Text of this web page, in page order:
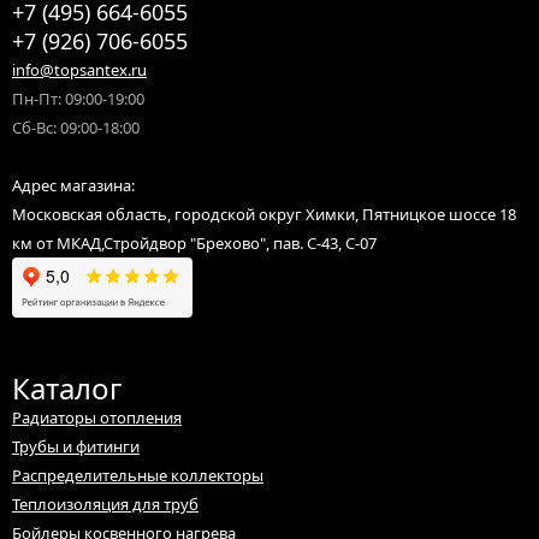
Отправляем заказы оптом и в розницу по России для юридических
лиц, ИП, самозанятых, а также физических лиц до терминала
транспортной компании.
+7 (495) 664-6055
+7 (926) 706-6055
info@topsantex.ru
Пн-Пт: 09:00-19:00
Сб-Вс: 09:00-18:00
Адрес магазина:
Московская область, городской округ Химки, Пятницкое шоссе 18
км от МКАД,Стройдвор "Брехово", пав. С-43, С-07
Каталог
Радиаторы отопления
Трубы и фитинги
Распределительные коллекторы
Теплоизоляция для труб
Бойлеры косвенного нагрева